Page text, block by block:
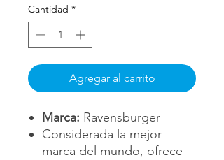
Cantidad *
Agregar al carrito
Marca: Ravensburger
Considerada la mejor
marca del mundo, ofrece